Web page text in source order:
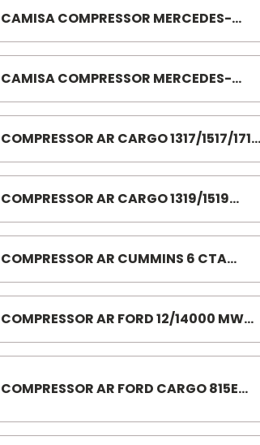
CAMISA COMPRESSOR MERCEDES-
BENZ ADAPT 77 PARA 94 4F MIC1048
CAMISA COMPRESSOR MERCEDES-
BENZ LK 75 MM X1077
COMPRESSOR AR CARGO 1317/1517/1717
8160044-0
COMPRESSOR AR CARGO 1319/1519
554240033
COMPRESSOR AR CUMMINS 6 CTA
816.0030-0 CARGO 1215/1317/1622/
1630/2630/4030
COMPRESSOR AR FORD 12/14000 MWM
6.10 81600160
COMPRESSOR AR FORD CARGO 815E
MOTOR CUMMINS ISB 4CIL